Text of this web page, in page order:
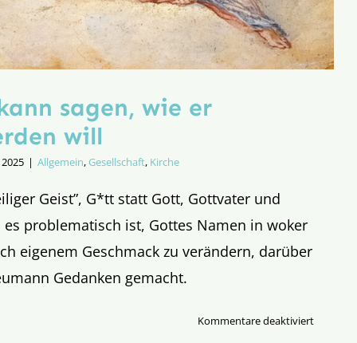
sagen, wie er
will
| Allgemein,Gesellschaft, Kirche
Geist”, G*tt statt Gott, Gottvater und
problematisch ist, Gottes Namen in woker
eigenem Geschmack zu verändern, darüber
Gedanken gemacht.
Kommentare deaktiviertfür